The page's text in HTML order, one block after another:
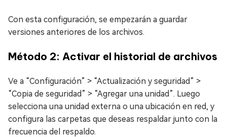
Con esta configuración, se empezarán a guardar
versiones anteriores de los archivos.
Método 2: Activar el historial de archivos
Ve a “Configuración” > “Actualización y seguridad” >
“Copia de seguridad” > “Agregar una unidad”. Luego
selecciona una unidad externa o una ubicación en red, y
configura las carpetas que deseas respaldar junto con la
frecuencia del respaldo.